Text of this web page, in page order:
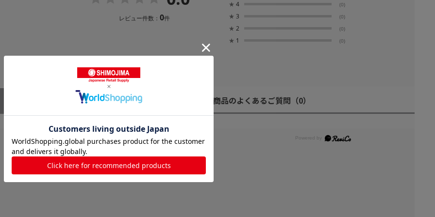
レビュー件数： 0件
★ 4 (0)
★ 3 (0)
★ 2 (0)
★ 1 (0)
商品のよくあるご質問 （0）
レビューはありません。